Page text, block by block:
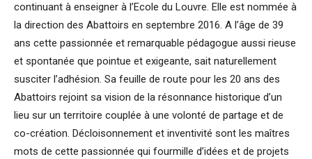
continuant à enseigner à l’Ecole du Louvre. Elle est nommée à
la direction des Abattoirs en septembre 2016. A l’âge de 39
ans cette passionnée et remarquable pédagogue aussi rieuse
et spontanée que pointue et exigeante, sait naturellement
susciter l’adhésion. Sa feuille de route pour les 20 ans des
Abattoirs rejoint sa vision de la résonnance historique d’un
lieu sur un territoire couplée à une volonté de partage et de
co-création. Décloisonnement et inventivité sont les maîtres
mots de cette passionnée qui fourmille d’idées et de projets